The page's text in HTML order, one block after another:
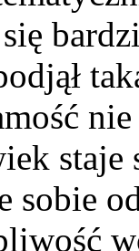
staje
sobie